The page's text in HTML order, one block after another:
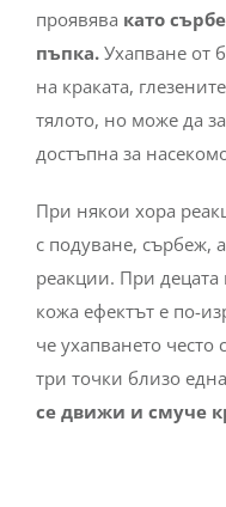
проявява като
пъпка.Ухапване от
на краката,
тялото, но може да
достъпна за
При някои хора
с подуване, сърбеж,
реакции. При децата
кожа ефектът е по-
че ухапването
три точки близо
се движи и смуче